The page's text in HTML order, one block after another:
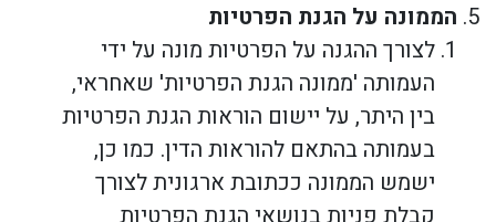
הממונה על הגנת הפרטיות
לצורך ההגנה על הפרטיות מונה על ידי
העמותה 'ממונה הגנת הפרטיות' שאחראי,
בין היתר, על יישום הוראות הגנת הפרטיות
בעמותה בהתאם להוראות הדין. כמו כן,
ישמש הממונה ככתובת ארגונית לצורך